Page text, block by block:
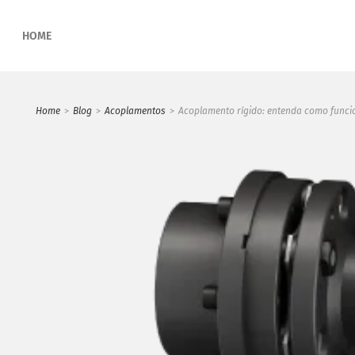
HOME
Home > Blog > Acoplamentos > Acoplamento rígido: entenda como